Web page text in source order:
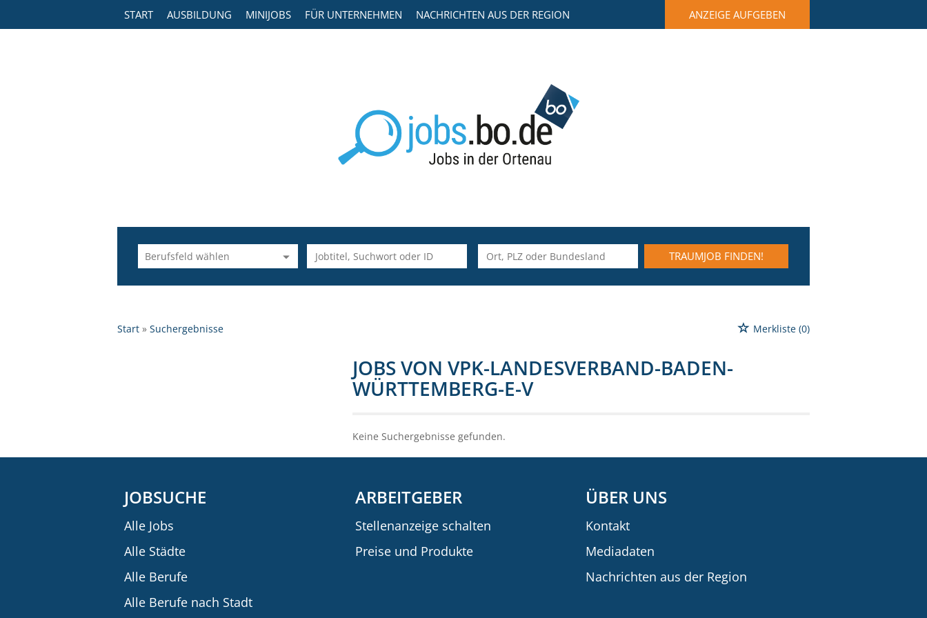
START AUSBILDUNG MINIJOBS FÜR UNTERNEHMEN NACHRICHTEN AUS DER REGION ANZEIGE AUFGEBEN
TRAUMJOB FINDEN!
Start Suchergebnisse Merkliste (0)
JOBS VON VPK-LANDESVERBAND-BADEN-
WÜRTTEMBERG-E-V
Keine Suchergebnisse gefunden.
JOBSUCHE
Alle Jobs
Alle Städte
Alle Berufe
Alle Berufe nach Stadt
ARBEITGEBER
Stellenanzeige schalten
Preise und Produkte
ÜBER UNS
Kontakt
Mediadaten
Nachrichten aus der Region